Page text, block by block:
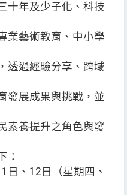
十年及少子化、科技
業藝術教育、中小學
透過經驗分享、跨域
發展成果與挑戰，並
素養提升之角色與發
：
日、12日（星期四、